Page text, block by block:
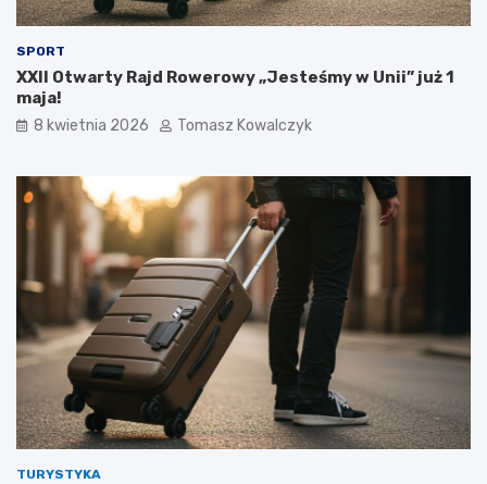
SPORT
XXII Otwarty Rajd Rowerowy „Jesteśmy w Unii” już 1
maja!
8 kwietnia 2026 Tomasz Kowalczyk
TURYSTYKA